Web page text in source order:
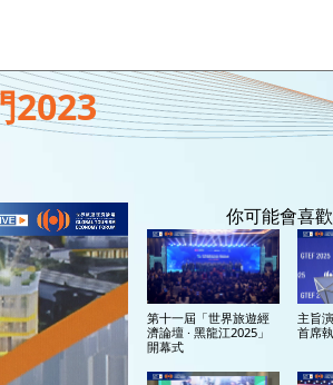
2023
你可能會喜歡
第十一屆「世界旅遊經
濟論壇 · 黑龍江2025」
開幕式
主旨
首席